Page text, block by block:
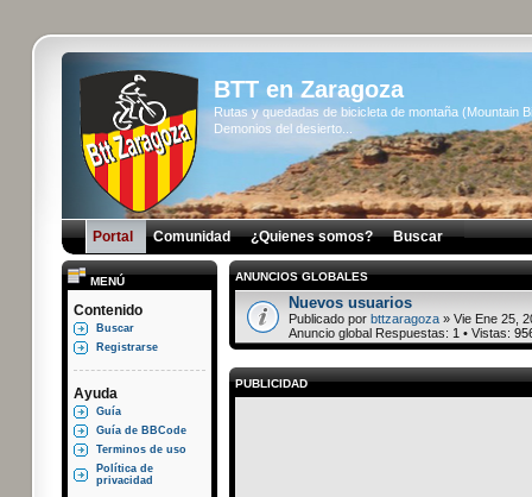
BTT en Zaragoza
Rutas y quedadas de bicicleta de montaña (Mountain
Demonios del desierto...
Portal Comunidad ¿Quienes somos? Buscar
MENÚ
Contenido
Buscar
Registrarse
Ayuda
Guía
Guía de BBCode
Terminos de uso
Política de
privacidad
ANUNCIOS GLOBALES
Nuevos usuarios
Publicado por bttzaragoza» Vie Ene 25,
Anuncio global Respuestas: 1 • Vistas:
PUBLICIDAD